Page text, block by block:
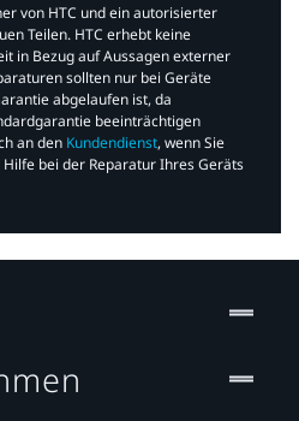
von HTC und ein autorisierter
Teilen. HTC erhebt keine
in Bezug auf Aussagen externer
sollten nur bei Geräte
abgelaufen ist, da
beeinträchtigen
an den Kundendienst, wenn Sie
bei der Reparatur Ihres Geräts